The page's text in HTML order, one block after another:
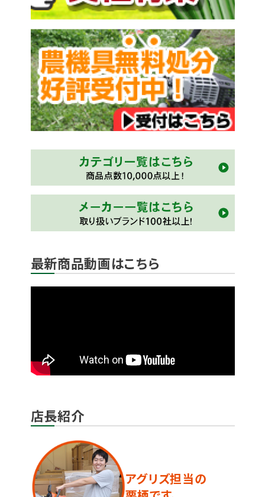
最新商品動画はこちら
店長紹介
アグリズ担当の